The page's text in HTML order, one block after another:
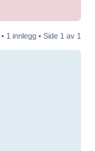
• 1 innlegg • Side 1 av 1